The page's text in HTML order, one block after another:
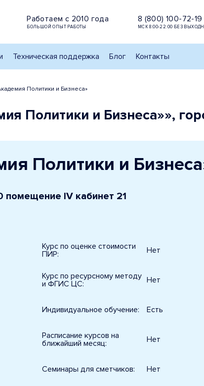
Работаем с 2010 года
БОЛЬШОЙ ОПЫТ РАБОТЫ
8 (800) 100-72-19
МСК 8:00-22:00 БЕЗ
Техническая поддержка Блог Контакты
Политики и Бизнеса»
Политики и Бизнеса»»,
Политики и
помещение IV кабинет 21
Курс по оценке стоимости
ПИР:
Нет
Курс по ресурсному методу
и ФГИС ЦС:
Нет
Индивидуальное обучение: Есть
Расписание курсов на
ближайший месяц:
Нет
Семинары для сметчиков: Нет